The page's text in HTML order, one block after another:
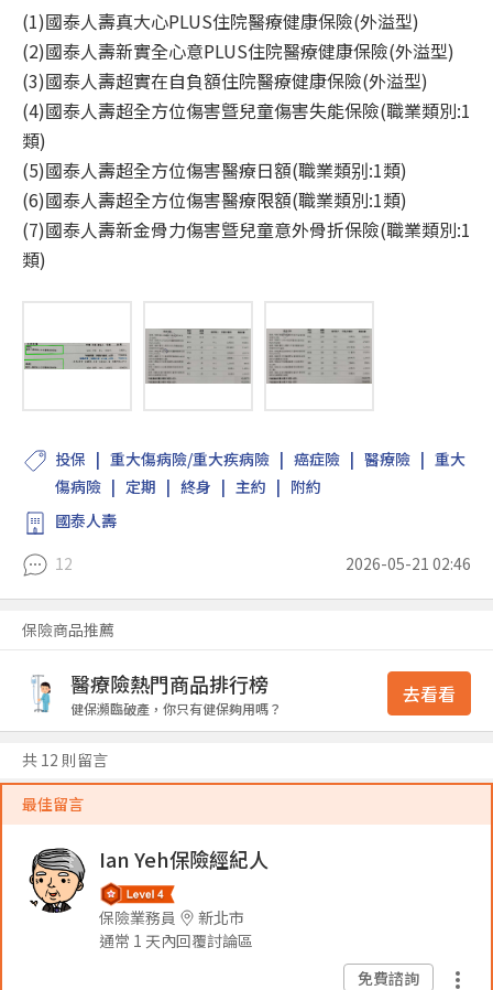
(1)國泰人壽真大心PLUS住院醫療健康保險(外溢型)
(2)國泰人壽新實全心意PLUS住院醫療健康保險(外溢型)
(3)國泰人壽超實在自負額住院醫療健康保險(外溢型)
(4)國泰人壽超全方位傷害曁兒童傷害失能保險(職業類別:1
類)
(5)國泰人壽超全方位傷害醫療日額(職業類别:1類)
(6)國泰人壽超全方位傷害醫療限額(職業類別:1類)
(7)國泰人壽新金骨力傷害曁兒童意外骨折保險(職業類別:1
類)
投保 重大傷病險/重大疾病險 癌症險 醫療險
重大
傷病險
定期 終身 主約
附約
國泰人壽
12
2026-05-21 02:46
保險商品推薦
醫療險熱門商品排行榜
健保瀕臨破產，你只有健保夠用嗎？
去看看
共 12 則留言
最佳留言
Ian Yeh保險經紀人
保險業務員
新北市
通常 1 天內回覆討論區
免費諮詢